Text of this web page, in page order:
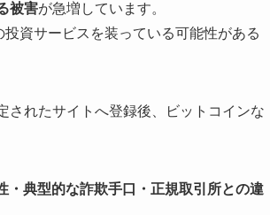
被害が急増しています。
資サービスを装っている可能性がある
されたサイトへ登録後、ビットコインな
・典型的な詐欺手口・正規取引所との違